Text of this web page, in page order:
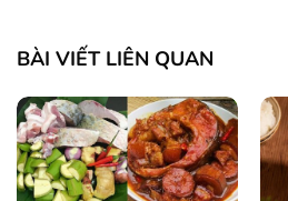
BÀI VIẾT LIÊN QUAN